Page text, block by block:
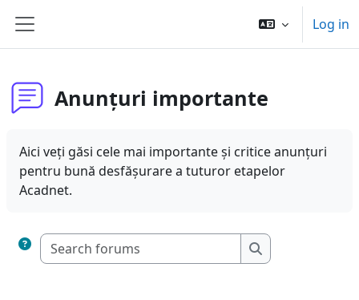
Side panel
Log in
Anunțuri importante
Aici veți găsi cele mai importante și critice anunțuri
pentru bună desfășurare a tuturor etapelor
Acadnet.
Search forums
Search forums